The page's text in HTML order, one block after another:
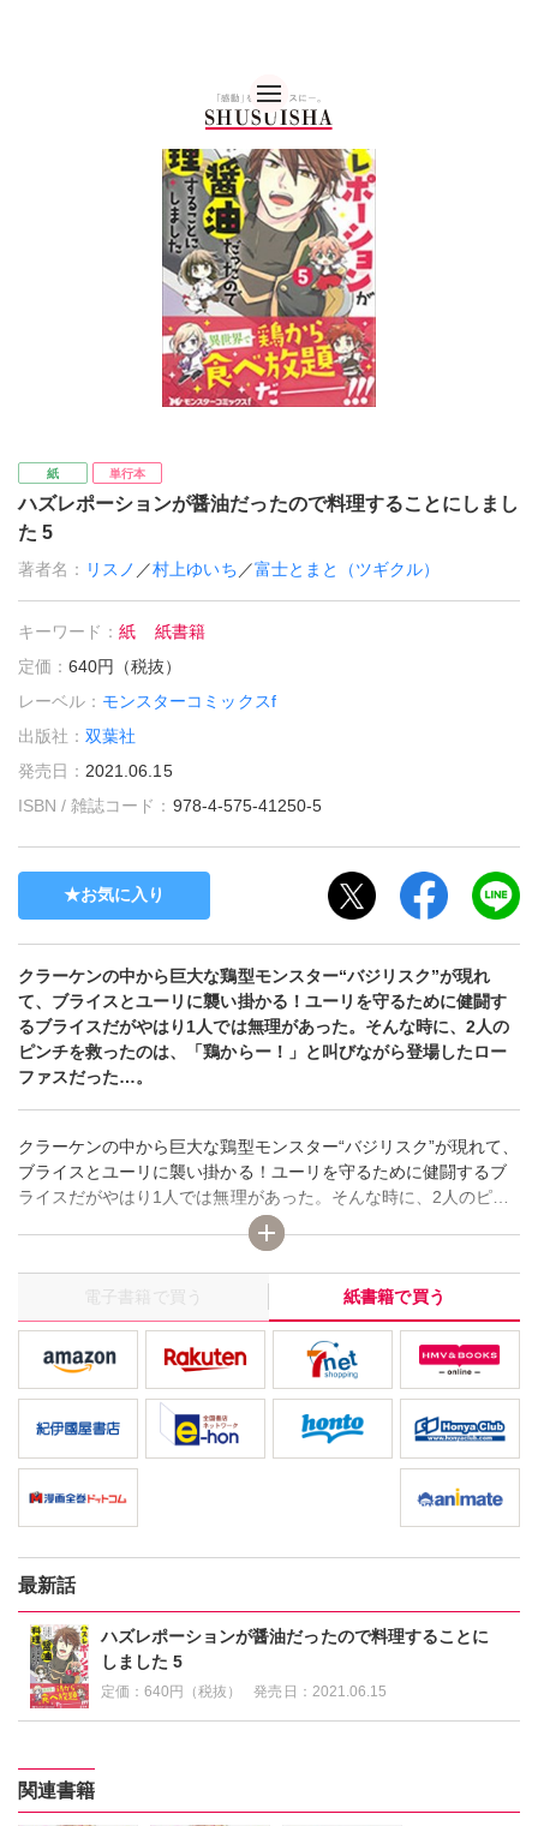
紙 単行本
ハズレポーションが醤油だったので料理することにしまし
た 5
著者名： リスノ ／村上ゆいち ／富士とまと（ツギクル）
キーワード：紙
紙書籍
定価：640円（税抜）
レーベル： モンスターコミックスf
出版社：双葉社
発売日： 2021.06.15
ISBN / 雑誌コード： 978-4-575-41250-5
お気に入り
クラーケンの中から巨大な鶏型モンスター“バジリスク”が現れ
て、ブライスとユーリに襲い掛かる！ユーリを守るために健闘す
るブライスだがやはり1人では無理があった。そんな時に、2人の
ピンチを救ったのは、「鶏からー！」と叫びながら登場したロー
ファスだった…。
クラーケンの中から巨大な鶏型モンスター“バジリスク”が現れて、
ブライスとユーリに襲い掛かる！ユーリを守るために健闘するブ
ライスだがやはり1人では無理があった。そんな時に、2人のピン
チを救ったのは、「鶏からー！」と叫びながら登場したローファ
電子書籍で買う 紙書籍で買う
最新話
ハズレポーションが醤油だったので料理することに
しました 5
定価：640円（税抜） 発売日： 2021.06.15
関連書籍